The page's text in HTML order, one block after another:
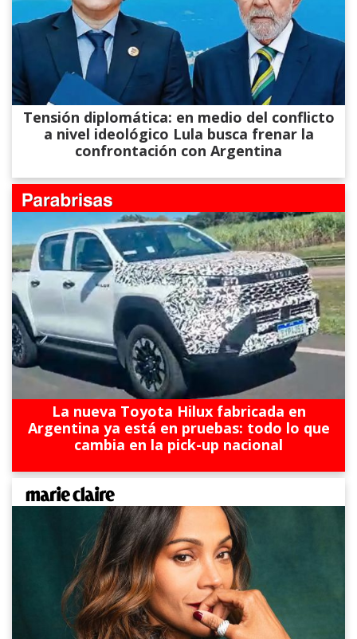
Tensión diplomática: en medio del conflicto
a nivel ideológico Lula busca frenar la
confrontación con Argentina
La nueva Toyota Hilux fabricada en
Argentina ya está en pruebas: todo lo que
cambia en la pick-up nacional